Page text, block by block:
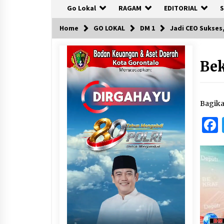
Go Lokal RAGAM EDITORIAL
Home GO LOKAL DM 1 Jadi CEO